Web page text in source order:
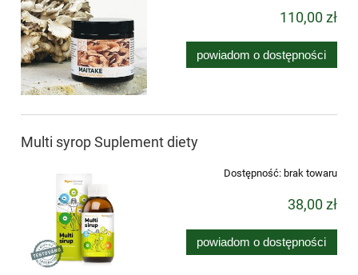
110,00 zł
powiadom o dostępności
Multi syrop Suplement diety
Dostępność: brak towaru
38,00 zł
powiadom o dostępności